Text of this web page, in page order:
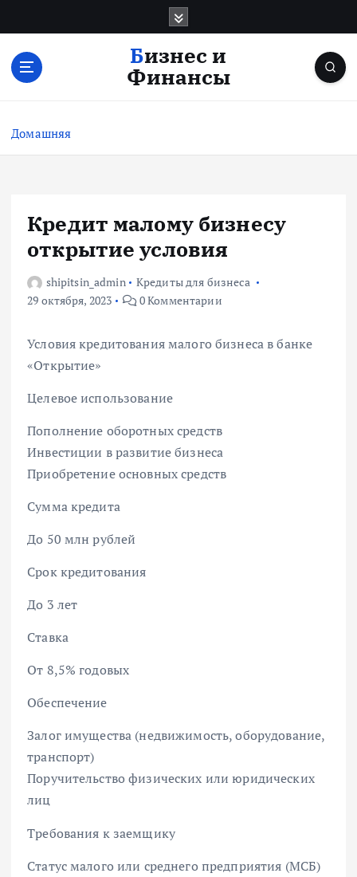
с
Бизнес и
Финансы
Домашняя
Кредит малому бизнесу
открытие условия
shipitsin_admin
Кредиты для бизнеса
29 октября, 2023
0 Комментарии
Условия кредитования малого бизнеса в банке
«Открытие»
Целевое использование
Пополнение оборотных средств
Инвестиции в развитие бизнеса
Приобретение основных средств
Сумма кредита
До 50 млн рублей
Срок кредитования
До 3 лет
Ставка
От 8,5% годовых
Обеспечение
Залог имущества (недвижимость, оборудование,
транспорт)
Поручительство физических или юридических
лиц
Требования к заемщику
Статус малого или среднего предприятия (МСБ)